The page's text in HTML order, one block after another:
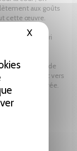
XMasquer
aux goûts
cette œuvre.
Henri
espagnoles ;
La
l`importance de
: l`effort vers
style de l`Astrée.